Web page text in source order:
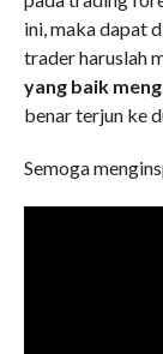
ini, maka dapat
trader haruslah
yang baik
benar terjun ke
Semoga